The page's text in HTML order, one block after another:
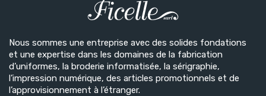
Nous sommes une entreprise avec des solides fondations
et une expertise dans les domaines de la fabrication
d’uniformes, la broderie informatisée, la sérigraphie,
l’impression numérique, des articles promotionnels et de
l’approvisionnement à l’étranger.